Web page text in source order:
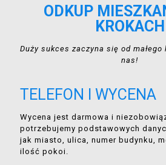
ODKUP
KROKACH
Duży sukces zaczyna się od małego
nas!
TELEFON I WYCENA
Wycena jest darmowa i
potrzebujemy podstawowych
jak miasto, ulica, numer budynku,
ilość pokoi.